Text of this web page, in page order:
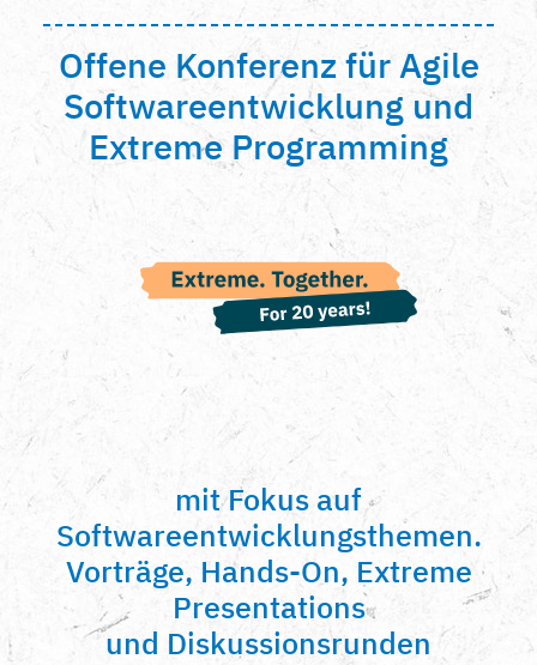
Offene Konferenz für Agile
Softwareentwicklung und
Extreme Programming
mit Fokus auf
Softwareentwicklungsthemen.
Vorträge, Hands-On, Extreme
Presentations
und Diskussionsrunden